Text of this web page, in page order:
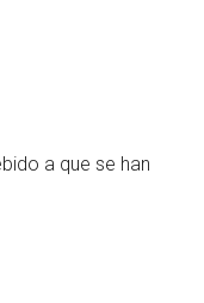
a que se han